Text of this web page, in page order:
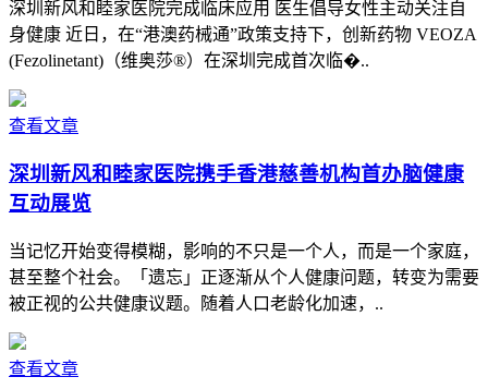
深圳新风和睦家医院完成临床应用 医生倡导女性主动关注自
身健康 近日，在“港澳药械通”政策支持下，创新药物 VEOZA
(Fezolinetant)（维奥莎®）在深圳完成首次临�..
查看文章
深圳新风和睦家医院携手香港慈善机构首办脑健康
互动展览
当记忆开始变得模糊，影响的不只是一个人，而是一个家庭，
甚至整个社会。「遗忘」正逐渐从个人健康问题，转变为需要
被正视的公共健康议题。随着人口老龄化加速，..
查看文章